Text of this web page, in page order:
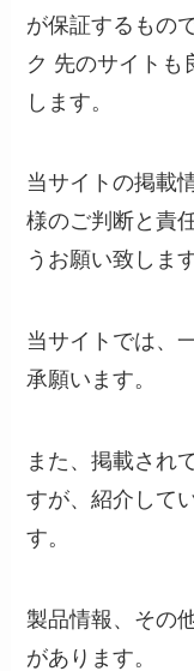
が保証するもの
ク 先のサイトも
します。
当サイトの掲載
様のご判断と責
うお願い致します
当サイトでは、
承願います。
また、掲載され
すが、紹介して
す。
製品情報、その
があります。